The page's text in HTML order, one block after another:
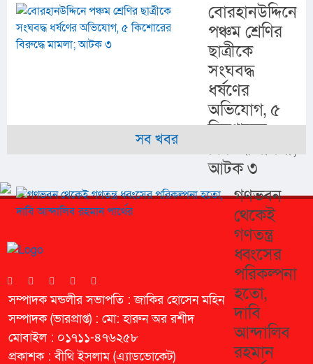
বোরহানউদ্দিনে
পঞ্চম শ্রেণির
ছাত্রীকে
সংঘবদ্ধ
ধর্ষণের
অভিযোগ, ৫
কিশোরের
বিরুদ্ধে মামলা;
আটক ৩
গণভবন
থেকেই
গণতন্ত্র
ধ্বংসের
পরিকল্পনা
হতো,
দাবি
আন্দালিব
রহমান
সব খবর
সম্পাদক মন্ডলীর সভাপতি : জাকির হোসেন মহিন
সম্পাদক (ভারপ্রাপ্ত) : মো: হারুন অর রশীদ
মোবাইল : ০১৭১১-৪৭৬২৫৮
প্রকাশক : বীথি ইসলাম (এ্যাডভোকেট)